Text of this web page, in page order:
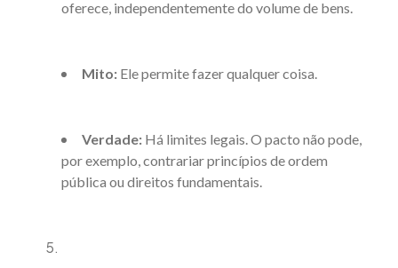
oferece, independentemente do volume de bens.
Mito: Ele permite fazer qualquer coisa.
Verdade: Há limites legais. O pacto não pode,
por exemplo, contrariar princípios de ordem
pública ou direitos fundamentais.